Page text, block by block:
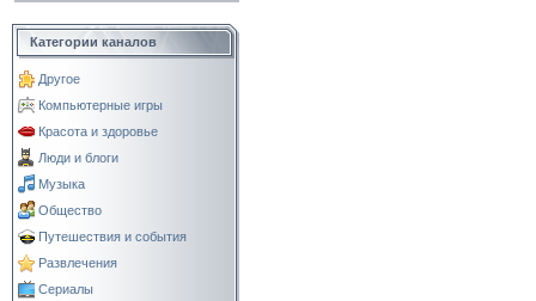
Категории каналов
Другое
Компьютерные игры
Красота и здоровье
Люди и блоги
Музыка
Общество
Путешествия и события
Развлечения
Сериалы